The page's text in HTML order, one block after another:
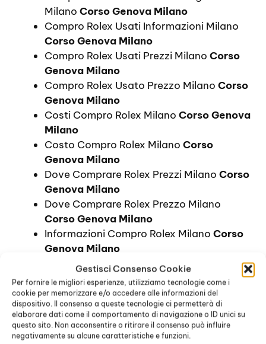
Gestisci Consenso Cookie
Per fornire le migliori esperienze, utilizziamo tecnologie come i
cookie per memorizzare e/o accedere alle informazioni del
dispositivo. Il consenso a queste tecnologie ci permetterà di
elaborare dati come il comportamento di navigazione o ID unici su
questo sito. Non acconsentire o ritirare il consenso può influire
negativamente su alcune caratteristiche e funzioni.
Milano Corso Genova Milano
Compro Rolex Usati Informazioni Milano
Corso Genova Milano
Compro Rolex Usati Prezzi Milano Corso
Genova Milano
Compro Rolex Usato Prezzo Milano Corso
Genova Milano
Costi Compro Rolex Milano Corso Genova
Milano
Costo Compro Rolex Milano Corso
Genova Milano
Dove Comprare Rolex Prezzi Milano Corso
Genova Milano
Dove Comprare Rolex Prezzo Milano
Corso Genova Milano
Informazioni Compro Rolex Milano Corso
Genova Milano
Orologi Rolex Prezzi Milano Corso Genova
Milano
Prezzi Compro Rolex MilanoCorso
Genova Milano
Prezzo Compro Rolex MilanoCorso
Genova Milano